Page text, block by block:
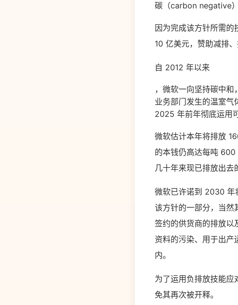
碳（carbon negative
因为完成该方针所需
10 亿美元，赞助减排
自 2012 年以来
，微软一向坚持碳中
业务部门发生的温室气
2025 年前年彻底运用
微软估计本年将排放
的本钱仍高达每吨
几十年来现已排放出去
微软已许诺到 2030 年
该方针的一部分，当然
签约的供货商的排放以
资料的污染、用于出产
内。
为了运用负排放技能应
免其再次被开释。